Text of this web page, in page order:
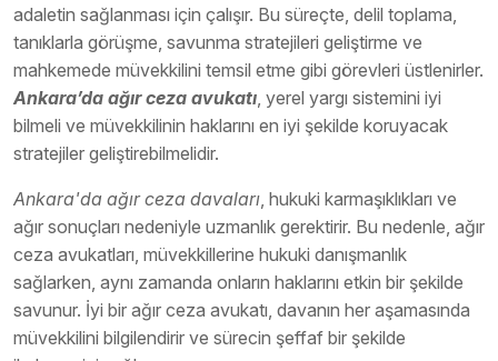
adaletin sağlanması için çalışır. Bu süreçte, delil toplama,
tanıklarla görüşme, savunma stratejileri geliştirme ve
mahkemede müvekkilini temsil etme gibi görevleri üstlenirler.
Ankara’da ağır ceza avukatı, yerel yargı sistemini iyi
bilmeli ve müvekkilinin haklarını en iyi şekilde koruyacak
stratejiler geliştirebilmelidir.
Ankara'da ağır ceza davaları, hukuki karmaşıklıkları ve
ağır sonuçları nedeniyle uzmanlık gerektirir. Bu nedenle, ağır
ceza avukatları, müvekkillerine hukuki danışmanlık
sağlarken, aynı zamanda onların haklarını etkin bir şekilde
savunur. İyi bir ağır ceza avukatı, davanın her aşamasında
müvekkilini bilgilendirir ve sürecin şeffaf bir şekilde